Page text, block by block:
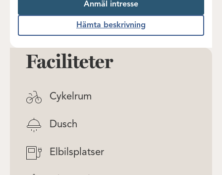
Anmäl intresse
Hämta beskrivning
Faciliteter
Cykelrum
Dusch
Elbilsplatser